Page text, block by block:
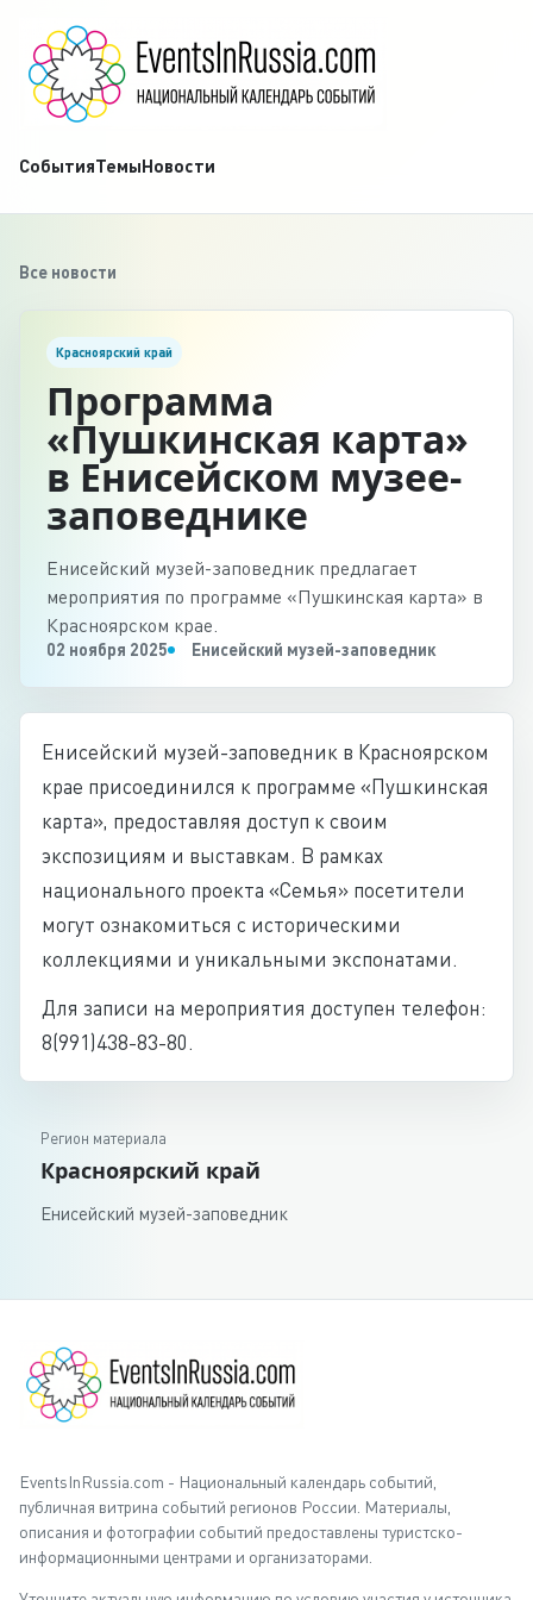
СобытияТемыНовости
Все новости
Красноярский край
Программа
«Пушкинская карта»
в Енисейском музее-
заповеднике
Енисейский музей-заповедник предлагает
мероприятия по программе «Пушкинская карта» в
Красноярском крае.
02 ноября 2025 Енисейский музей-заповедник
Енисейский музей-заповедник в Красноярском
крае присоединился к программе «Пушкинская
карта», предоставляя доступ к своим
экспозициям и выставкам. В рамках
национального проекта «Семья» посетители
могут ознакомиться с историческими
коллекциями и уникальными экспонатами.
Для записи на мероприятия доступен телефон:
8(991)438-83-80.
Регион материала
Красноярский край
Енисейский музей-заповедник
EventsInRussia.com - Национальный календарь событий,
публичная витрина событий регионов России. Материалы,
описания и фотографии событий предоставлены туристско-
информационными центрами и организаторами.